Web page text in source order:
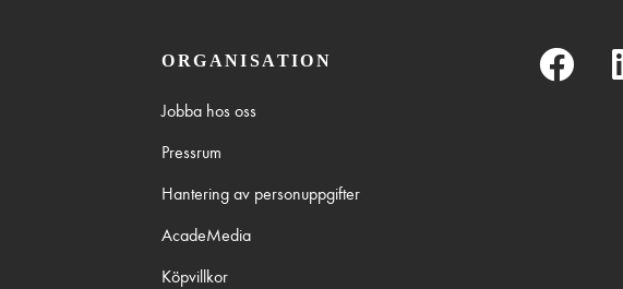
ORGANISATION
Jobba hos oss
Pressrum
Hantering av personuppgifter
AcadeMedia
Köpvillkor